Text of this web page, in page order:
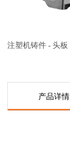
注塑机铸件 - 头板
产品详情